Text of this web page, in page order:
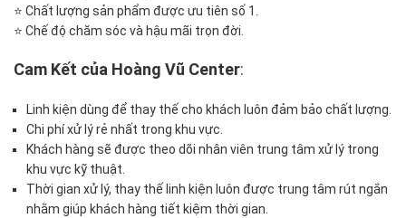
⭐ Chất lượng sản phẩm được ưu tiên số 1.
⭐ Chế độ chăm sóc và hậu mãi trọn đời.
Cam Kết của Hoàng Vũ Center:
Linh kiện dùng để thay thế cho khách luôn đảm bảo chất lượng.
Chi phí xử lý rẻ nhất trong khu vực.
Khách hàng sẽ được theo dõi nhân viên trung tâm xử lý trong
khu vực kỹ thuật.
Thời gian xử lý, thay thế linh kiện luôn được trung tâm rút ngắn
nhằm giúp khách hàng tiết kiệm thời gian.